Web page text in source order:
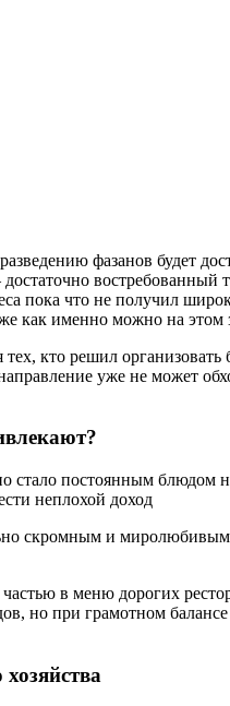
фазанов будет
востребованный
пока что не получил
как именно можно на этом
кто решил организовать
уже не может
стало постоянным
неплохой доход
скромным и
в меню дорогих
но при грамотном